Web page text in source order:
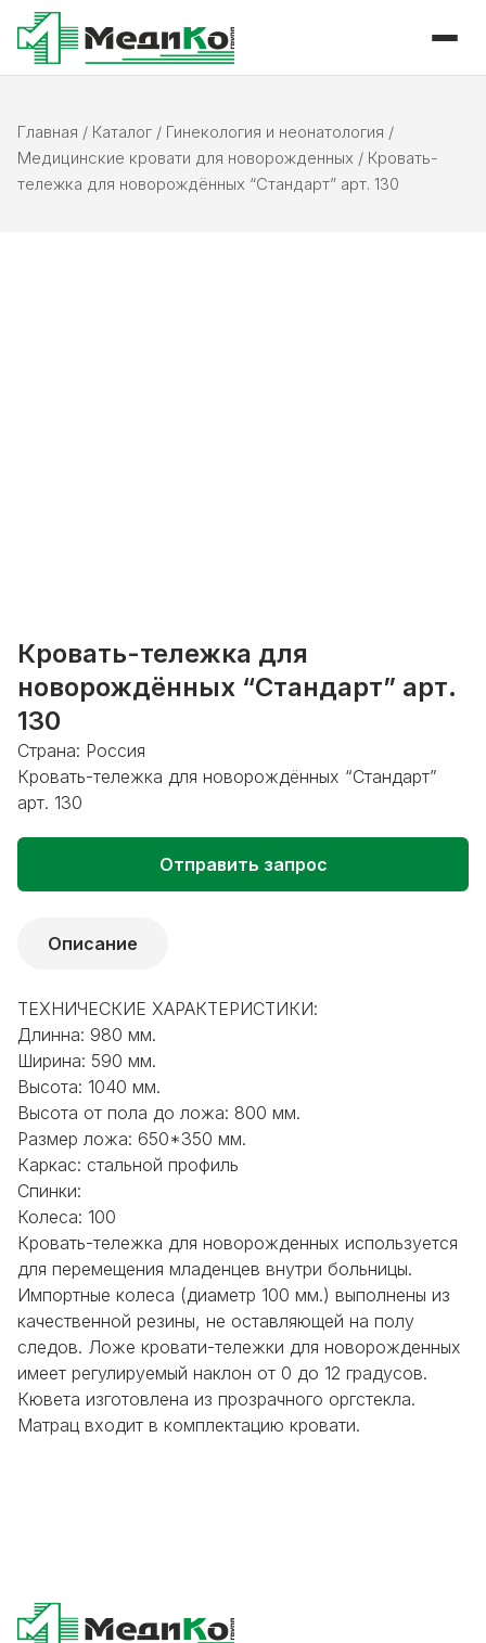
Главная / Каталог / Гинекология и неонатология /
Медицинские кровати для новорожденных / Кровать-
тележка для новорождённых “Стандарт” арт. 130
Кровать-тележка для
новорождённых “Стандарт” арт.
130
Страна: Россия
Кровать-тележка для новорождённых “Стандарт”
арт. 130
Отправить запрос
Описание
ТЕХНИЧЕСКИЕ ХАРАКТЕРИСТИКИ:
Длинна: 980 мм.
Ширина: 590 мм.
Высота: 1040 мм.
Высота от пола до ложа: 800 мм.
Размер ложа: 650*350 мм.
Каркас: стальной профиль
Спинки:
Колеса: 100
Кровать-тележка для новорожденных используется
для перемещения младенцев внутри больницы.
Импортные колеса (диаметр 100 мм.) выполнены из
качественной резины, не оставляющей на полу
следов. Ложе кровати-тележки для новорожденных
имеет регулируемый наклон от 0 до 12 градусов.
Кювета изготовлена из прозрачного оргстекла.
Матрац входит в комплектацию кровати.